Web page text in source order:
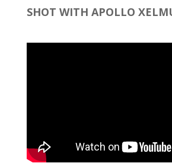
SHOT WITH APOLLO